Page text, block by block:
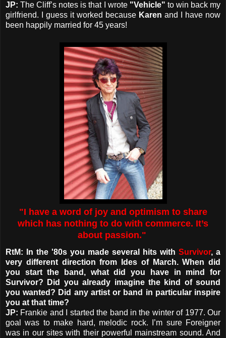
JP:The Cliff’s notes is that I wrote "Vehicle" to win back my
girlfriend. I guess it worked because Karen and I have now
been happily married for 45 years!
"I have a word of joy and optimism to share
which has nothing to do with commerce. It’s
about passion."
RtM: In the '80s you made several hits with Survivor, a
very different direction from Ides of March. When did
you start the band, what did you have in mind for
Survivor? Did you already imagine the kind of sound
you wanted? Did any artist or band in particular inspire
you at that time?
JP: Frankie and I started the band in the winter of 1977. Our
goal was to make hard, melodic rock. I’m sure Foreigner
was in our sites with their powerful mainstream sound. And